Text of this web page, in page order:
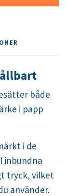
både
i papp
i de
inbundna
tryck, vilket
använder.